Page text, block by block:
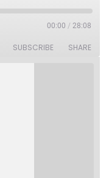
00:00 / 28:08
SUBSCRIBE SHARE